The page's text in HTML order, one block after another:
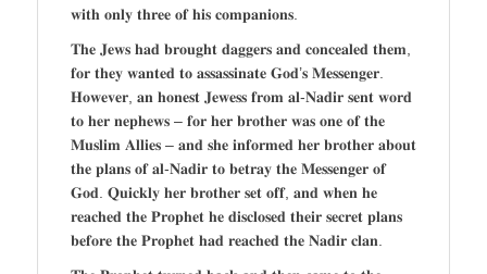
𝐰𝐢𝐭𝐡 𝐨𝐧𝐥𝐲 𝐭𝐡𝐫𝐞𝐞 𝐨𝐟 𝐡𝐢𝐬 𝐜𝐨𝐦𝐩𝐚𝐧𝐢𝐨𝐧𝐬.
𝐓𝐡𝐞 𝐉𝐞𝐰𝐬 𝐡𝐚𝐝 𝐛𝐫𝐨𝐮𝐠𝐡𝐭 𝐝𝐚𝐠𝐠𝐞𝐫𝐬 𝐚𝐧𝐝 𝐜𝐨𝐧𝐜𝐞𝐚𝐥𝐞𝐝 𝐭𝐡𝐞𝐦,
𝐟𝐨𝐫 𝐭𝐡𝐞𝐲 𝐰𝐚𝐧𝐭𝐞𝐝 𝐭𝐨 𝐚𝐬𝐬𝐚𝐬𝐬𝐢𝐧𝐚𝐭𝐞 𝐆𝐨𝐝’𝐬 𝐌𝐞𝐬𝐬𝐞𝐧𝐠𝐞𝐫.
𝐇𝐨𝐰𝐞𝐯𝐞𝐫, 𝐚𝐧 𝐡𝐨𝐧𝐞𝐬𝐭 𝐉𝐞𝐰𝐞𝐬𝐬 𝐟𝐫𝐨𝐦 𝐚𝐥-𝐍𝐚𝐝𝐢𝐫 𝐬𝐞𝐧𝐭 𝐰𝐨𝐫𝐝
𝐭𝐨 𝐡𝐞𝐫 𝐧𝐞𝐩𝐡𝐞𝐰𝐬 – 𝐟𝐨𝐫 𝐡𝐞𝐫 𝐛𝐫𝐨𝐭𝐡𝐞𝐫 𝐰𝐚𝐬 𝐨𝐧𝐞 𝐨𝐟 𝐭𝐡𝐞
𝐌𝐮𝐬𝐥𝐢𝐦 𝐀𝐥𝐥𝐢𝐞𝐬 – 𝐚𝐧𝐝 𝐬𝐡𝐞 𝐢𝐧𝐟𝐨𝐫𝐦𝐞𝐝 𝐡𝐞𝐫 𝐛𝐫𝐨𝐭𝐡𝐞𝐫 𝐚𝐛𝐨𝐮𝐭
𝐭𝐡𝐞 𝐩𝐥𝐚𝐧𝐬 𝐨𝐟 𝐚𝐥-𝐍𝐚𝐝𝐢𝐫 𝐭𝐨 𝐛𝐞𝐭𝐫𝐚𝐲 𝐭𝐡𝐞 𝐌𝐞𝐬𝐬𝐞𝐧𝐠𝐞𝐫 𝐨𝐟
𝐆𝐨𝐝. 𝐐𝐮𝐢𝐜𝐤𝐥𝐲 𝐡𝐞𝐫 𝐛𝐫𝐨𝐭𝐡𝐞𝐫 𝐬𝐞𝐭 𝐨𝐟𝐟, 𝐚𝐧𝐝 𝐰𝐡𝐞𝐧 𝐡𝐞
𝐫𝐞𝐚𝐜𝐡𝐞𝐝 𝐭𝐡𝐞 𝐏𝐫𝐨𝐩𝐡𝐞𝐭 𝐡𝐞 𝐝𝐢𝐬𝐜𝐥𝐨𝐬𝐞𝐝 𝐭𝐡𝐞𝐢𝐫 𝐬𝐞𝐜𝐫𝐞𝐭 𝐩𝐥𝐚𝐧𝐬
𝐛𝐞𝐟𝐨𝐫𝐞 𝐭𝐡𝐞 𝐏𝐫𝐨𝐩𝐡𝐞𝐭 𝐡𝐚𝐝 𝐫𝐞𝐚𝐜𝐡𝐞𝐝 𝐭𝐡𝐞 𝐍𝐚𝐝𝐢𝐫 𝐜𝐥𝐚𝐧.